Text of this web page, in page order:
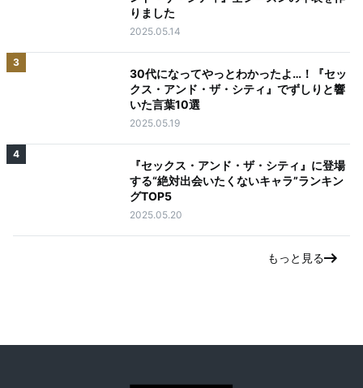
りました
2025.05.14
3
30代になってやっとわかったよ…！『セッ
クス・アンド・ザ・シティ』でずしりと響
いた言葉10選
2025.05.19
4
『セックス・アンド・ザ・シティ』に登場
する“絶対出会いたくないキャラ”ランキン
グTOP5
2025.05.20
もっと見る